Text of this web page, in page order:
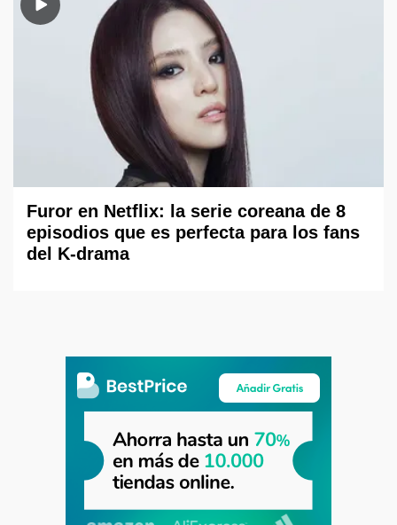
Furor en Netflix: la serie coreana de 8
episodios que es perfecta para los fans
del K-drama